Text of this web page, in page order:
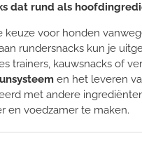
dat rund als
keuze voor honden
rundersnacks kun je
trainers, kauwsnacks of
en het leveren
met andere
en voedzamer te maken.